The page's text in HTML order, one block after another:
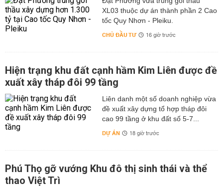
XL03 thuộc dự án thành phần 2 Cao
tốc Quy Nhơn - Pleiku.
CHỦ ĐẦU TƯ 16 giờ trước
Hiện trạng khu đất cạnh hầm Kim Liên được đề
xuất xây tháp đôi 99 tầng
Liên danh một số doanh nghiệp vừa
đề xuất xây dựng tổ hợp tháp đôi
cao 99 tầng ở khu đất số 5-7...
DỰ ÁN 18 giờ trước
Phú Thọ gỡ vướng Khu đô thị sinh thái và thể
thao Việt Trì